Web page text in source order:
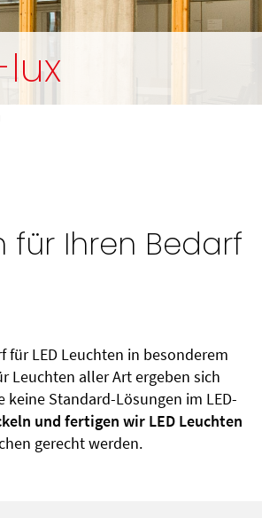
für Ihren Bedarf
für LED Leuchten in besonderem
Leuchten aller Art ergeben sich
Standard-Lösungen im LED-
und fertigen wir LED Leuchten
gerecht werden.